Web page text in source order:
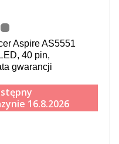
Aspire AS5551
40 pin,
gwarancji
16.8.2026